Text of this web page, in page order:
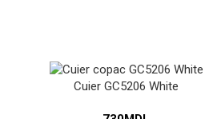
Cuier GC5206 White